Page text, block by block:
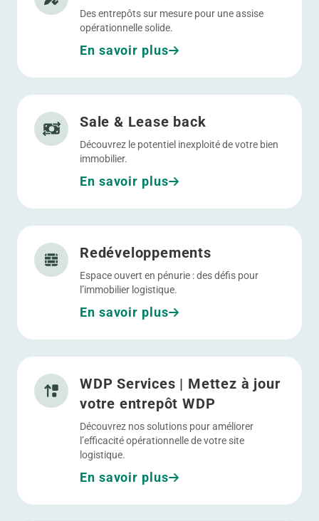
Des entrepôts sur mesure pour une assise
opérationnelle solide.
En savoir plus
Sale & Lease back
Découvrez le potentiel inexploité de votre bien
immobilier.
En savoir plus
Allez à Sale & Lease back
Redéveloppements
Espace ouvert en pénurie : des défis pour
l’immobilier logistique.
En savoir plus
Allez à Redéveloppements
WDP Services | Mettez à jour
votre entrepôt WDP
Découvrez nos solutions pour améliorer
l’efficacité opérationnelle de votre site
logistique.
En savoir plus
Allez à WDP Services | Mettez à jour votre entrepôt